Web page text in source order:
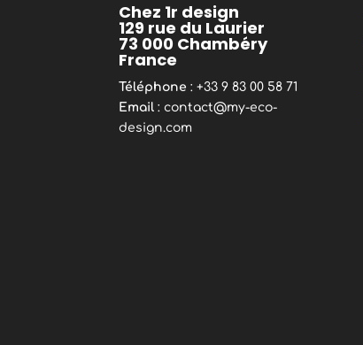
Chez 1r design
129 rue du Laurier
73 000 Chambéry
France
Téléphone : +33 9 83 00 58 71
Email : contact@my-eco-
design.com